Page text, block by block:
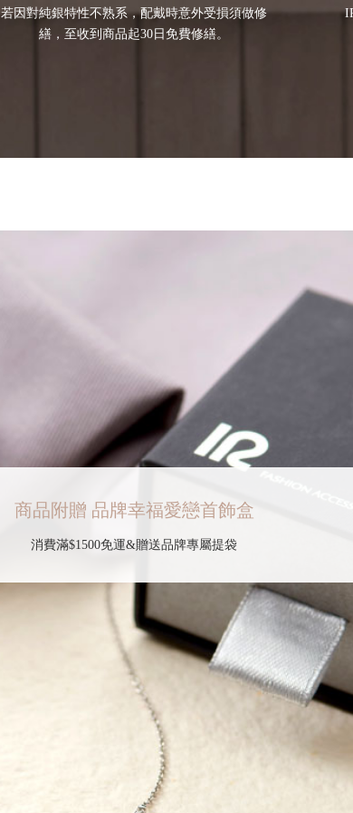
若因對純銀特性不熟系，配戴時意外受損須做修
繕，至收到商品起30日免費修繕。
商品附贈 品牌幸福愛戀首飾盒
消費滿$1500免運&贈送品牌專屬提袋